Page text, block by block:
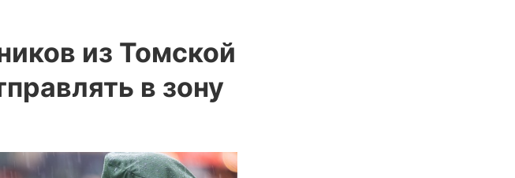
из Томской
в зону